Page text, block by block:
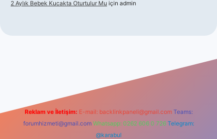
2 Aylık Bebek Kucakta Oturtulur Mu için admin
Reklam ve İletişim: E-mail: backlinkpaneli@gmail.com Teams:
forumhizmeti@gmail.com Whatsapp: 0262 606 0 726 Telegram:
@karabul